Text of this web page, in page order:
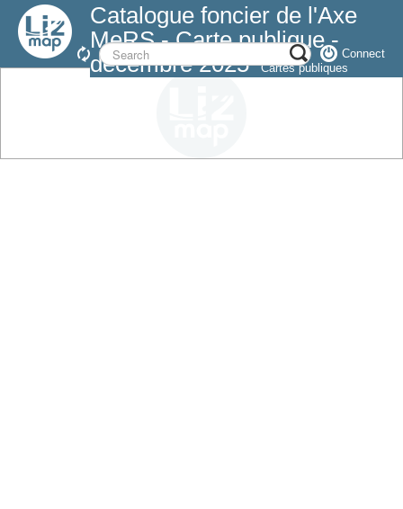
Catalogue foncier de l'Axe
MeRS - Carte publique -
décembre 2025 Cartes publiques
Connect